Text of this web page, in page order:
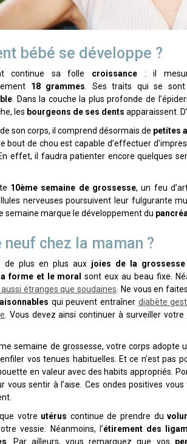
bébé se développe ?
continue sa folle croissance : il
18 grammes . Ses traits qui se
. Dans la couche la plus profonde de
les bourgeons de ses dents apparaissent.
son corps, il comprend désormais de petites
bout de chou est capable d’effectuer
effet, il faudra patienter encore quelques
10ème semaine de grossesse, un feu
nerveuses poursuivent leur fulgurante
semaine marque le développement du
neuf chez la maman ?
de plus en plus aux joies de la grossesse
la forme et le moral sont eux au beau fixe.
étranges que soudaines . Ne vous en
qui peuvent entraîner diabète
. Vous devez ainsi continuer à surveiller votre
semaine de grossesse, votre corps adopte
vos tenues habituelles. Et ce n’est pas
en valeur avec des habits appropriés.
vous sentir à l’aise. Ces ondes positives
votre utérus continue de prendre du
vessie. Néanmoins, l’étirement des
. Par ailleurs, vous remarquez que vos